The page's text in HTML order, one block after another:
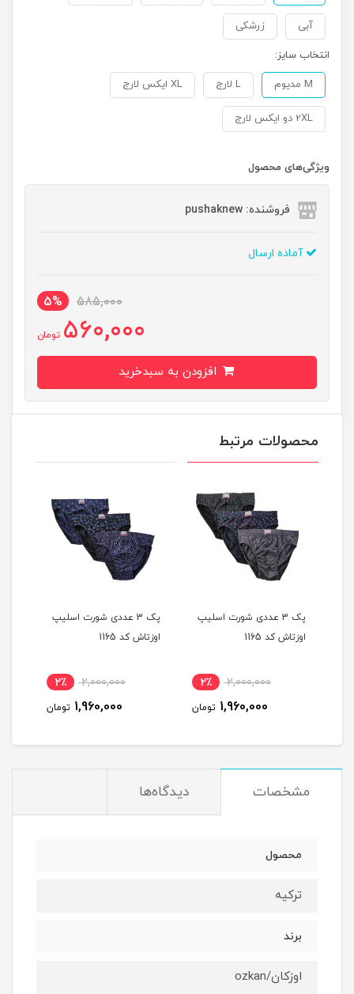
آبی زرشکی
انتخاب سایز:
M مدیوم L لارج XL ایکس لارج
2XL دو ایکس لارج
ویژگی‌های محصول
فروشنده: pushaknew
آماده ارسال
585,000
5%
560,000 تومان
محصولات مرتبط
پک 3 عددی شورت اسلیپ
اوزتاش کد 1165
2,000,000 2٪
1,960,000 تومان
پک 3 عددی شورت اسلیپ
اوزتاش کد 1165
2,000,000 2٪
1,960,000 تومان
مشخصات دیدگاه‌ها
محصول
ترکیه
برند
اوزکان/ozkan